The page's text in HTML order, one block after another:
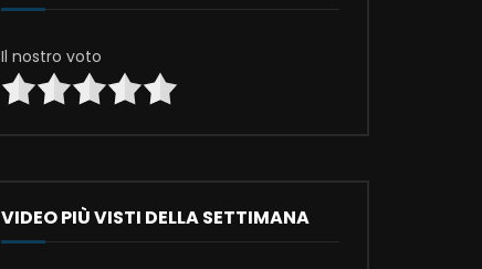
Il nostro voto
VIDEO PIÙ VISTI DELLA SETTIMANA